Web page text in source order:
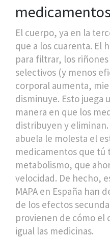
medicamentos
El cuerpo, ya en la
que a los cuarenta. El
para filtrar, los
selectivos (y menos
corporal aumenta,
disminuye. Esto juega
manera en que los
distribuyen y
abuela le molesta el
medicamentos que tú
metabolismo, que
velocidad. De hecho,
MAPA en España han
de los efectos
provienen de cómo el
igual las medicinas.